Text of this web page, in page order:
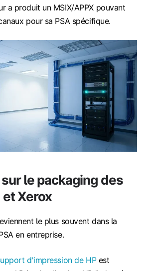
a produit un MSIX/APPX pouvant
pour sa PSA spécifique.
le packaging des
et Xerox
le plus souvent dans la
en entreprise.
d'impression de HPest